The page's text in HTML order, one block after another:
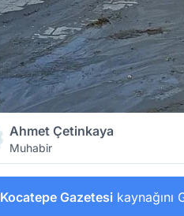
Ahmet Çetinkaya
Muhabir
Kocatepe Gazetesi